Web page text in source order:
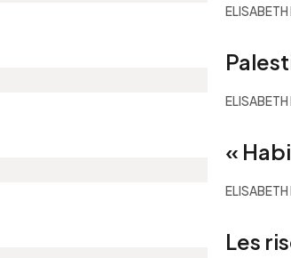
ELISABETH
ELISABETH
«
ELISABETH
Les